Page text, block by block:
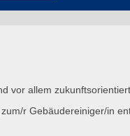
vor allem
r Gebäudereiniger/in